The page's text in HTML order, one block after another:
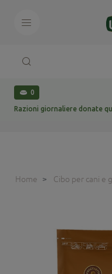
0
Razioni giornaliere donate
Home Cibo per cani e